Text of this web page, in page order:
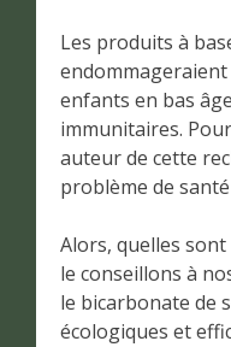
Les produits à
enfants en bas
immunitaires.
auteur de cette
problème de
Alors, quelles
le conseillons à
le bicarbonate de
écologiques et